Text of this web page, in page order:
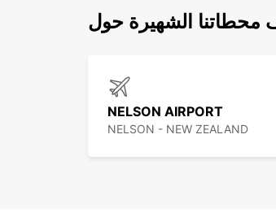
محطاتنا الشهيرة حول
NELSON AIRPORT
NELSON - NEW ZEALAND